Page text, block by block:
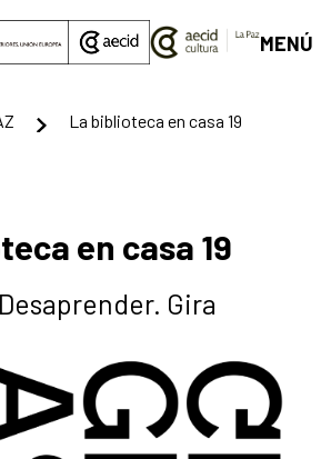
principal
MENÚ
La biblioteca en casa 19
en casa 19
Gira